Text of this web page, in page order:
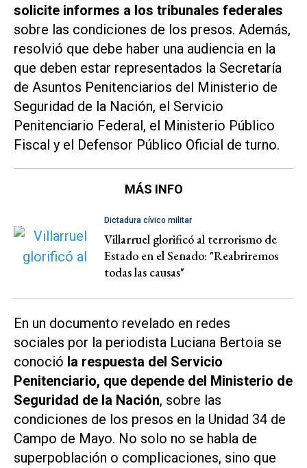
solicite informes a los tribunales federales
sobre las condiciones de los presos. Además,
resolvió que debe haber una audiencia en la
que deben estar representados la Secretaría
de Asuntos Penitenciarios del Ministerio de
Seguridad de la Nación, el Servicio
Penitenciario Federal, el Ministerio Público
Fiscal y el Defensor Público Oficial de turno.
MÁS INFO
Dictadura cívico militar
Villarruel glorificó al terrorismo de
Estado en el Senado: "Reabriremos
todas las causas"
En un documento revelado en redes
sociales por la periodista Luciana Bertoia se
conoció la respuesta del Servicio
Penitenciario, que depende del Ministerio de
Seguridad de la Nación, sobre las
condiciones de los presos en la Unidad 34 de
Campo de Mayo. No solo no se habla de
superpoblación o complicaciones, sino que